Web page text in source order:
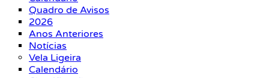
Quadro de Avisos
2026
Anos Anteriores
Notícias
Vela Ligeira
Calendário